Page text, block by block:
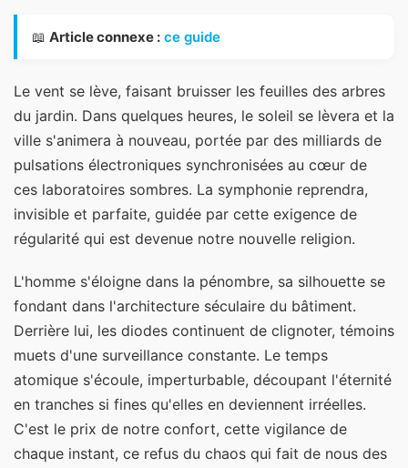
📖 Article connexe : ce guide
Le vent se lève, faisant bruisser les feuilles des arbres
du jardin. Dans quelques heures, le soleil se lèvera et la
ville s'animera à nouveau, portée par des milliards de
pulsations électroniques synchronisées au cœur de
ces laboratoires sombres. La symphonie reprendra,
invisible et parfaite, guidée par cette exigence de
régularité qui est devenue notre nouvelle religion.
L'homme s'éloigne dans la pénombre, sa silhouette se
fondant dans l'architecture séculaire du bâtiment.
Derrière lui, les diodes continuent de clignoter, témoins
muets d'une surveillance constante. Le temps
atomique s'écoule, imperturbable, découpant l'éternité
en tranches si fines qu'elles en deviennent irréelles.
C'est le prix de notre confort, cette vigilance de
chaque instant, ce refus du chaos qui fait de nous des